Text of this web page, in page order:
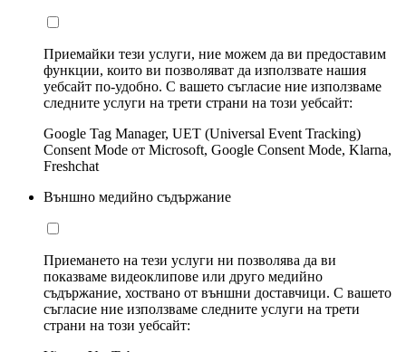
Приемайки тези услуги, ние можем да ви предоставим
функции, които ви позволяват да използвате нашия
уебсайт по-удобно. С вашето съгласие ние използваме
следните услуги на трети страни на този уебсайт:
Google Tag Manager, UET (Universal Event Tracking)
Consent Mode от Microsoft, Google Consent Mode, Klarna,
Freshchat
Външно медийно съдържание
Приемането на тези услуги ни позволява да ви
показваме видеоклипове или друго медийно
съдържание, хоствано от външни доставчици. С вашето
съгласие ние използваме следните услуги на трети
страни на този уебсайт: